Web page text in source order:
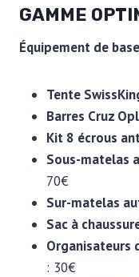
GAMME
Équipement de base
Tente
Barres Cruz
Kit 8 écrous
Sous-matelas
70€
Sur-matelas
Sac à
Organisateurs
: 30€